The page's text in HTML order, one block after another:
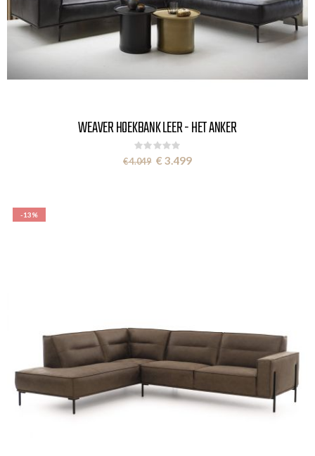
WEAVER HOEKBANK LEER - HET ANKER
Rating:
0%
€ 4.049 Special
Price
€ 3.499
-13%